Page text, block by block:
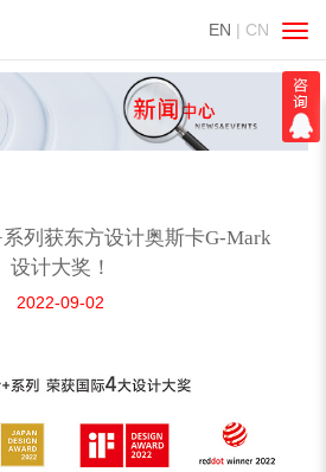
EN | CN
切
换
导
航
系列获东方设计奥斯卡G-Mark
设计大奖！
2022-09-02